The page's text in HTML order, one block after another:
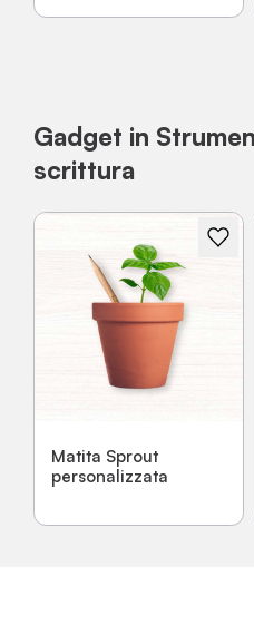
Gadget in
scrittura
Matita Sprout
personalizzata